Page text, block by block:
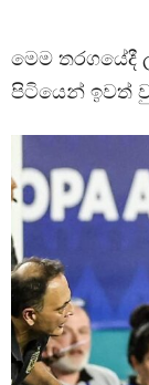
මෙම
පිටියෙන් ඉවත්